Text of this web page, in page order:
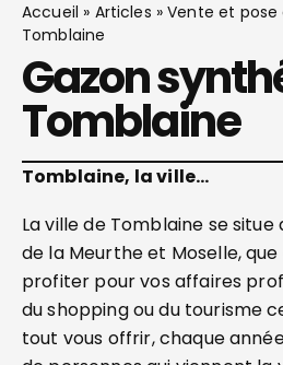
Accueil » Articles »Vente et pose
Tomblaine
Gazon
Tomblaine
Tomblaine, la ville…
La ville de Tomblaine se
de la Meurthe et Moselle,
profiter pour vos affaires
du shopping ou du tourisme
tout vous offrir, chaque